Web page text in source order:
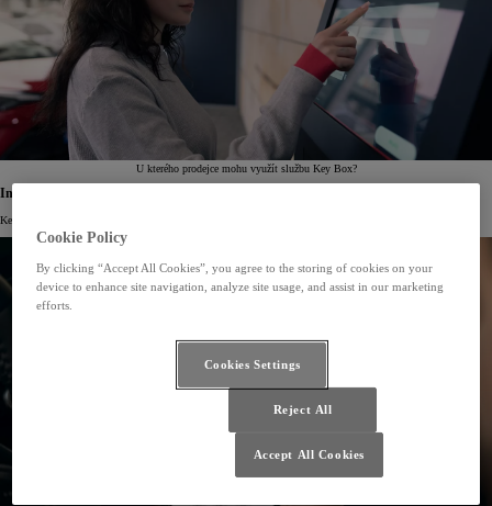
U kterého prodejce mohu využít službu Key Box?
Inovativní servis
KeyBox je dalším inovativním řešením, které vám nabízí servis Toyota. Využijte i další naše služby:
Cookie Policy
By clicking “Accept All Cookies”, you agree to the storing of cookies on your
device to enhance site navigation, analyze site usage, and assist in our marketing
efforts.
Cookies Settings
Reject All
Accept All Cookies